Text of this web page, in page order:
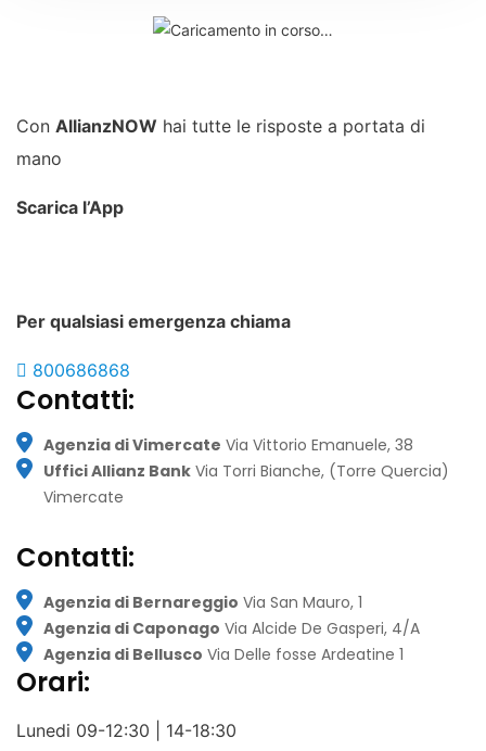
Con AllianzNOW hai tutte le risposte a portata di
mano
Scarica l’App
Per qualsiasi emergenza chiama
800686868
Contatti:
Agenzia di Vimercate Via Vittorio Emanuele, 38
Uffici Allianz Bank Via Torri Bianche, (Torre Quercia)
Vimercate
Contatti:
Agenzia di Bernareggio Via San Mauro, 1
Agenzia di Caponago Via Alcide De Gasperi, 4/A
Agenzia di Bellusco Via Delle fosse Ardeatine 1
Orari:
Lunedi 09-12:30 | 14-18:30